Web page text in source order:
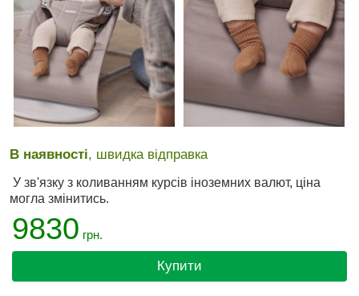
В наявності, швидка відправка
У зв'язку з коливанням курсів іноземних валют, ціна
могла змінитись.
9830 грн.
Купити